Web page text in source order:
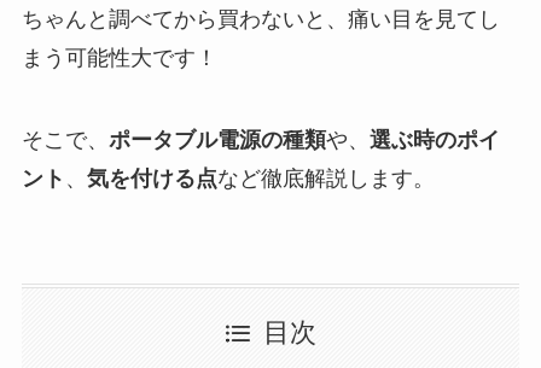
ちゃんと調べてから買わないと、痛い目を見てし
まう可能性大です！
そこで、 ポータブル電源の種類や、 選ぶ時のポイ
ント 、 気を付ける点など徹底解説します。
目次